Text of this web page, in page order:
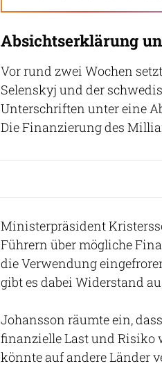
Absichtserklärung
Vor rund zwei Wochen
Selenskyj und der
Unterschriften unter eine
Die Finanzierung des
Ministerpräsident
Führern über mögliche
die Verwendung
gibt es dabei Widerstand
Johansson räumte ein,
finanzielle Last und Risiko
könnte auf andere Länder